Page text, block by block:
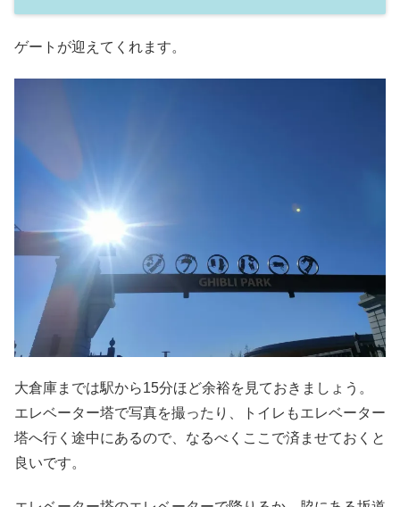
ゲートが迎えてくれます。
大倉庫までは駅から15分ほど余裕を見ておきましょう。
エレベーター塔で写真を撮ったり、トイレもエレベーター
塔へ行く途中にあるので、なるべくここで済ませておくと
良いです。